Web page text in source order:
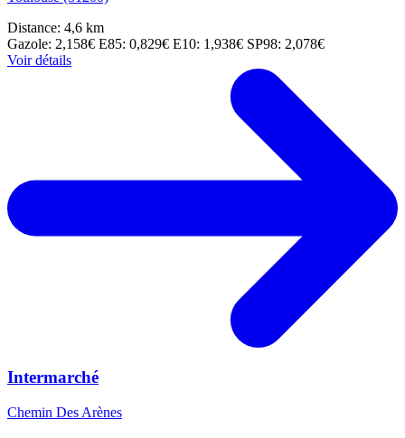
Distance: 4,6 km
Gazole: 2,158€ E85: 0,829€ E10: 1,938€ SP98: 2,078€
Voir détails
Intermarché
Chemin Des Arènes